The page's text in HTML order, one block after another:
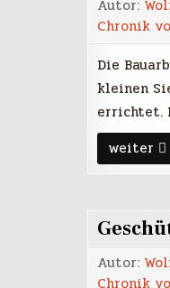
Autor:
Chronik
Die
kleinen
errichtet.
weiter 7.
Autor:
Chronik